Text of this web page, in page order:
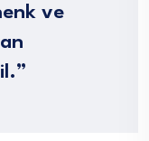
ve